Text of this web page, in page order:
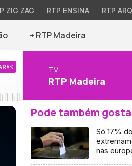
ZIG ZAG RTP ENSINA RTP
+ RTP Madeira
TV
RTP Madeira
Pode também
Só 17%
nas